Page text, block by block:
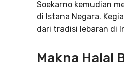
Soekarno kemudian
di Istana Negara.
dari tradisi lebaran di
Makna Halal